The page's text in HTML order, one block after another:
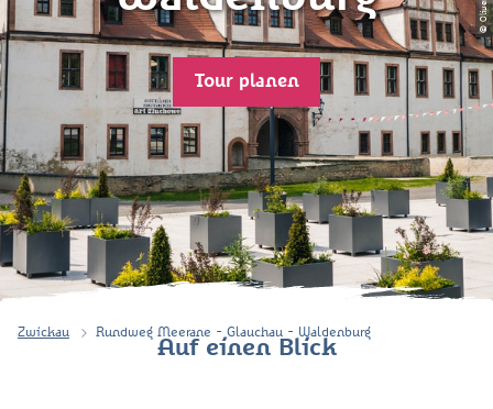
Tour planen
Zwickau Rundweg Meerane - Glauchau - Waldenburg
Auf einen Blick